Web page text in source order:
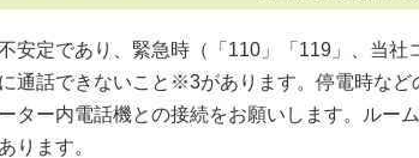
安定であり、緊急時（「110」「119」、当
通話できないこと※3があります。停電時な
ター内電話機との接続をお願いします。ルー
ります。